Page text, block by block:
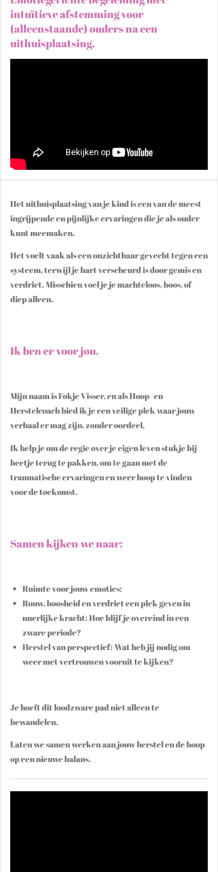
intuïtieve afstemming voor
(alleenstaande) ouders na een
uithuisplaatsing.
Het uithuisplaatsing van je kind is een van de meest
ingrijpende en pijnlijke ervaringen die je als ouder
kunt meemaken.
Het voelt vaak als een onzichtbaar gevecht tegen een
systeem, terwijl je hart verscheurd is door gemis en
verdriet. Misschien voel je je machteloos, boos, of
diep alleen.
Ik ben er voor jou.
Mijn naam is Fokje Visser, en als Hoop- en
Herstelcoach bied ik je een veilige plek waar jouw
verhaal er mag zijn, zonder oordeel.
Ik help je om de regie over je eigen leven stukje bij
beetje terug te pakken, om te gaan met de
traumatische ervaringen en weer hoop te vinden
voor de toekomst.
Samen kijken we naar:
Ruimte voor jouw emoties:
Rouw, boosheid en verdriet een plek geven in
nnerlijke kracht: Hoe blijf je overeind in een
zware periode?
Herstel van perspectief: Wat heb jij nodig om
weer met vertrouwen vooruit te kijken?
Je hoeft dit loodzware pad niet alleen te
bewandelen.
Laten we samen werken aan jouw herstel en de hoop
op een nieuwe balans.